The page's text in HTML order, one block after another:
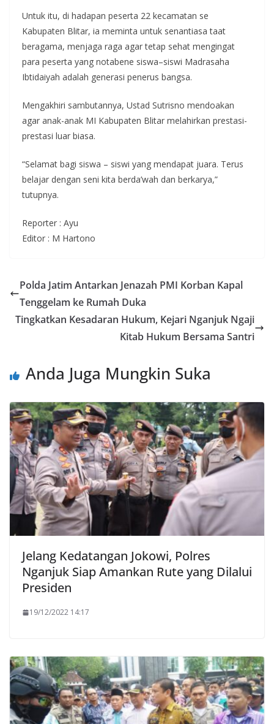
Untuk itu, di hadapan peserta 22 kecamatan se
Kabupaten Blitar, ia meminta untuk senantiasa taat
beragama, menjaga raga agar tetap sehat mengingat
para peserta yang notabene siswa–siswi Madrasaha
Ibtidaiyah adalah generasi penerus bangsa.
Mengakhiri sambutannya, Ustad Sutrisno mendoakan
agar anak-anak MI Kabupaten Blitar melahirkan prestasi-
prestasi luar biasa.
“Selamat bagi siswa – siswi yang mendapat juara. Terus
belajar dengan seni kita berda’wah dan berkarya,”
tutupnya.
Reporter : Ayu
Editor : M Hartono
Polda Jatim Antarkan Jenazah PMI Korban Kapal
Tenggelam ke Rumah Duka
Tingkatkan Kesadaran Hukum, Kejari Nganjuk Ngaji
Kitab Hukum Bersama Santri
Anda Juga Mungkin Suka
Jelang Kedatangan Jokowi, Polres
Nganjuk Siap Amankan Rute yang Dilalui
Presiden
19/12/2022 14:17